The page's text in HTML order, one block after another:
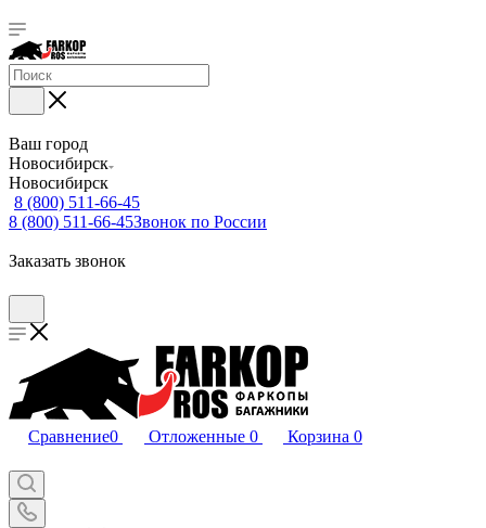
Ваш город
Новосибирск
Новосибирск
8 (800) 511-66-45
8 (800) 511-66-45Звонок по России
Заказать звонок
Сравнение0 Отложенные 0 Корзина 0